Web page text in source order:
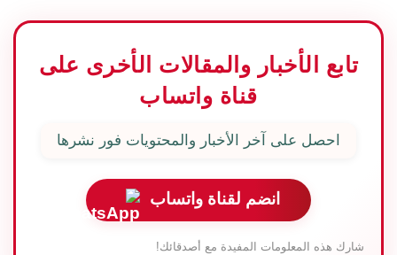
تابع الأخبار والمقالات الأخرى على
قناة واتساب
احصل على آخر الأخبار والمحتويات فور نشرها
انضم لقناة واتساب
شارك هذه المعلومات المفيدة مع أصدقائك!